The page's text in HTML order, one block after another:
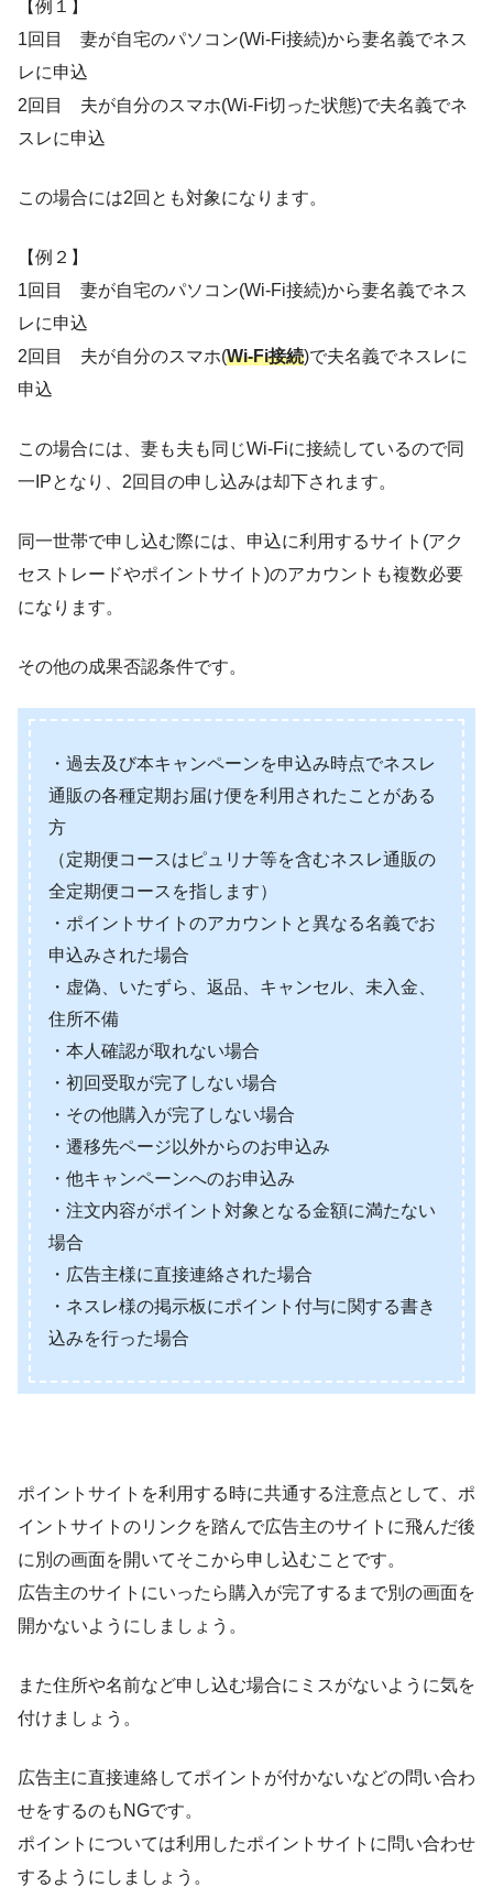
【例１】
1回目 妻が自宅のパソコン(Wi-Fi接続)から妻名義でネス
レに申込
2回目 夫が自分のスマホ(Wi-Fi切った状態)で夫名義でネ
スレに申込
この場合には2回とも対象になります。
【例２】
1回目 妻が自宅のパソコン(Wi-Fi接続)から妻名義でネス
レに申込
2回目 夫が自分のスマホ(Wi-Fi接続)で夫名義でネスレに
申込
この場合には、妻も夫も同じWi-Fiに接続しているので同
一IPとなり、2回目の申し込みは却下されます。
同一世帯で申し込む際には、申込に利用するサイト(アク
セストレードやポイントサイト)のアカウントも複数必要
になります。
その他の成果否認条件です。
・過去及び本キャンペーンを申込み時点でネスレ
通販の各種定期お届け便を利用されたことがある
方
（定期便コースはピュリナ等を含むネスレ通販の
全定期便コースを指します）
・ポイントサイトのアカウントと異なる名義でお
申込みされた場合
・虚偽、いたずら、返品、キャンセル、未入金、
住所不備
・本人確認が取れない場合
・初回受取が完了しない場合
・その他購入が完了しない場合
・遷移先ページ以外からのお申込み
・他キャンペーンへのお申込み
・注文内容がポイント対象となる金額に満たない
場合
・広告主様に直接連絡された場合
・ネスレ様の掲示板にポイント付与に関する書き
込みを行った場合
ポイントサイトを利用する時に共通する注意点として、ポ
イントサイトのリンクを踏んで広告主のサイトに飛んだ後
に別の画面を開いてそこから申し込むことです。
広告主のサイトにいったら購入が完了するまで別の画面を
開かないようにしましょう。
また住所や名前など申し込む場合にミスがないように気を
付けましょう。
広告主に直接連絡してポイントが付かないなどの問い合わ
せをするのもNGです。
ポイントについては利用したポイントサイトに問い合わせ
するようにしましょう。